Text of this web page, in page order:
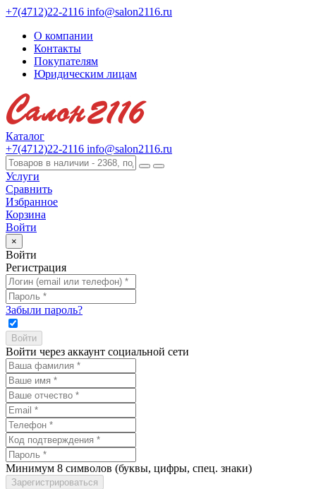
+7(4712)22-2116 info@salon2116.ru
О компании
Контакты
Покупателям
Юридическим лицам
Каталог
+7(4712)22-2116 info@salon2116.ru
Услуги
Сравнить
Избранное
Корзина
Войти
×
Войти
Регистрация
Забыли пароль?
Войти через аккаунт социальной сети
Минимум 8 символов (буквы, цифры, спец. знаки)